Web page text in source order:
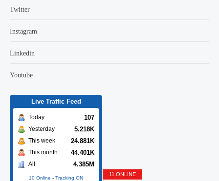
Twitter
Instagram
Linkedin
Youtube
Live Traffic Feed
Today 107
Yesterday 5.218K
This week 24.881K
This month 44.401K
All 4.385M
10 Online - Tracking ON
11 ONLINE